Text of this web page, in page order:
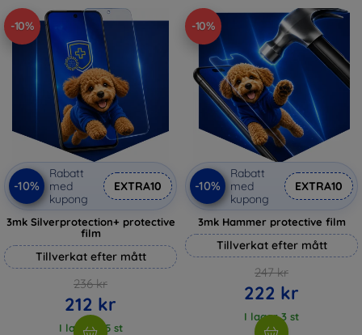
-10%
-10%
Rabatt
med
kupong
EXTRA10
3mk Silverprotection+ protective
film
Tillverkat efter mått
236 kr
212 kr
I lager > 5 st
-10%
-10%
Rabatt
med
kupong
EXTRA10
3mk Hammer protective film
Tillverkat efter mått
247 kr
222 kr
I lager 3 st